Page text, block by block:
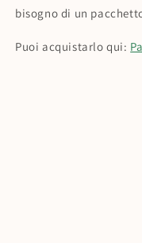
bisogno di un
Puoi acquistarlo qui: